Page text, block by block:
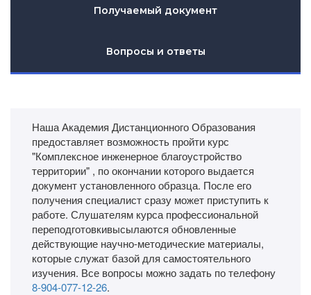
Получаемый документ
Вопросы и ответы
Наша Академия Дистанционного Образования
предоставляет возможность пройти курс
"Комплексное инженерное благоустройство
территории" , по окончании которого выдается
документ установленного образца. После его
получения специалист сразу может приступить к
работе. Слушателям курса профессиональной
переподготовкивысылаются обновленные
действующие научно-методические материалы,
которые служат базой для самостоятельного
изучения. Все вопросы можно задать по телефону
8-904-077-12-26.